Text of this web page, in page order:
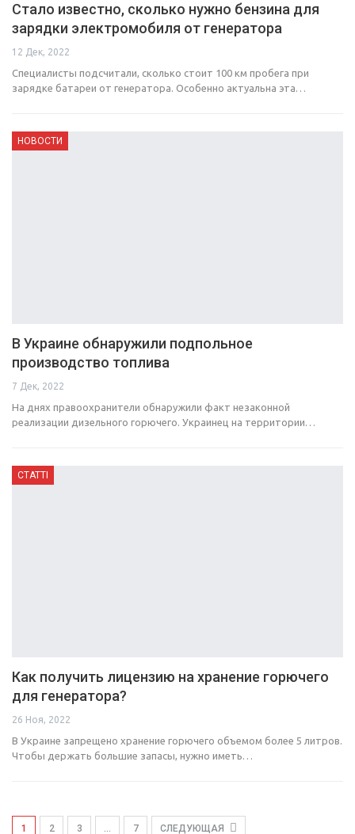
Стало известно, сколько нужно бензина для
зарядки электромобиля от генератора
12 Дек, 2022
Специалисты подсчитали, сколько стоит 100 км пробега при
зарядке батареи от генератора. Особенно актуальна эта…
НОВОСТИ
В Украине обнаружили подпольное
производство топлива
7 Дек, 2022
На днях правоохранители обнаружили факт незаконной
реализации дизельного горючего. Украинец на территории…
СТАТТІ
Как получить лицензию на хранение горючего
для генератора?
26 Ноя, 2022
В Украине запрещено хранение горючего объемом более 5 литров.
Чтобы держать большие запасы, нужно иметь…
1 2 3 … 7 СЛЕДУЮЩАЯ